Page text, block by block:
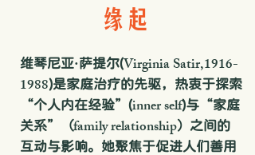
缘起
维琴尼亚·萨提尔(Virginia Satir,1916-
1988)是家庭治疗的先驱，热衷于探索
“个人内在经验”(inner self)与“家庭
关系”（family relationship）之间的
互动与影响。她聚焦于促进人们善用